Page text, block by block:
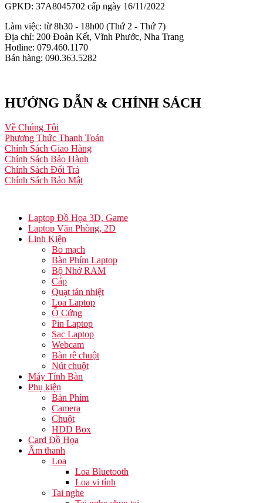
GPKD: 37A8045702 cấp ngày 16/11/2022
Làm việc: từ 8h30 - 18h00 (Thứ 2 - Thứ 7)
Địa chỉ: 200 Đoàn Kết, Vĩnh Phước, Nha Trang
Hotline: 079.460.1170
Bán hàng: 090.363.5282
HƯỚNG DẪN & CHÍNH SÁCH
Về Chúng Tôi
Phương Thức Thanh Toán
Chính Sách Giao Hàng
Chính Sách Bảo Hành
Chính Sách Đổi Trả
Chính Sách Bảo Mật
Laptop Đồ Họa 3D, Game
Laptop Văn Phòng, 2D
Linh Kiện
Bo mạch
Bàn Phím Laptop
Bộ Nhớ RAM
Cáp
Quạt tản nhiệt
Loa Laptop
Ổ Cứng
Pin Laptop
Sạc Laptop
Webcam
Bàn rê chuột
Nút chuột
Máy Tính Bàn
Phụ kiện
Bàn Phím
Camera
Chuột
HDD Box
Card Đồ Họa
Âm thanh
Loa
Loa Bluetooth
Loa vi tính
Tai nghe